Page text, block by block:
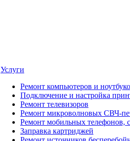
Услуги
Ремонт компьютеров и
Подключение и настройка
Ремонт телевизоров
Ремонт микроволновых СВЧ-
Ремонт мобильных телефонов,
Заправка картриджей